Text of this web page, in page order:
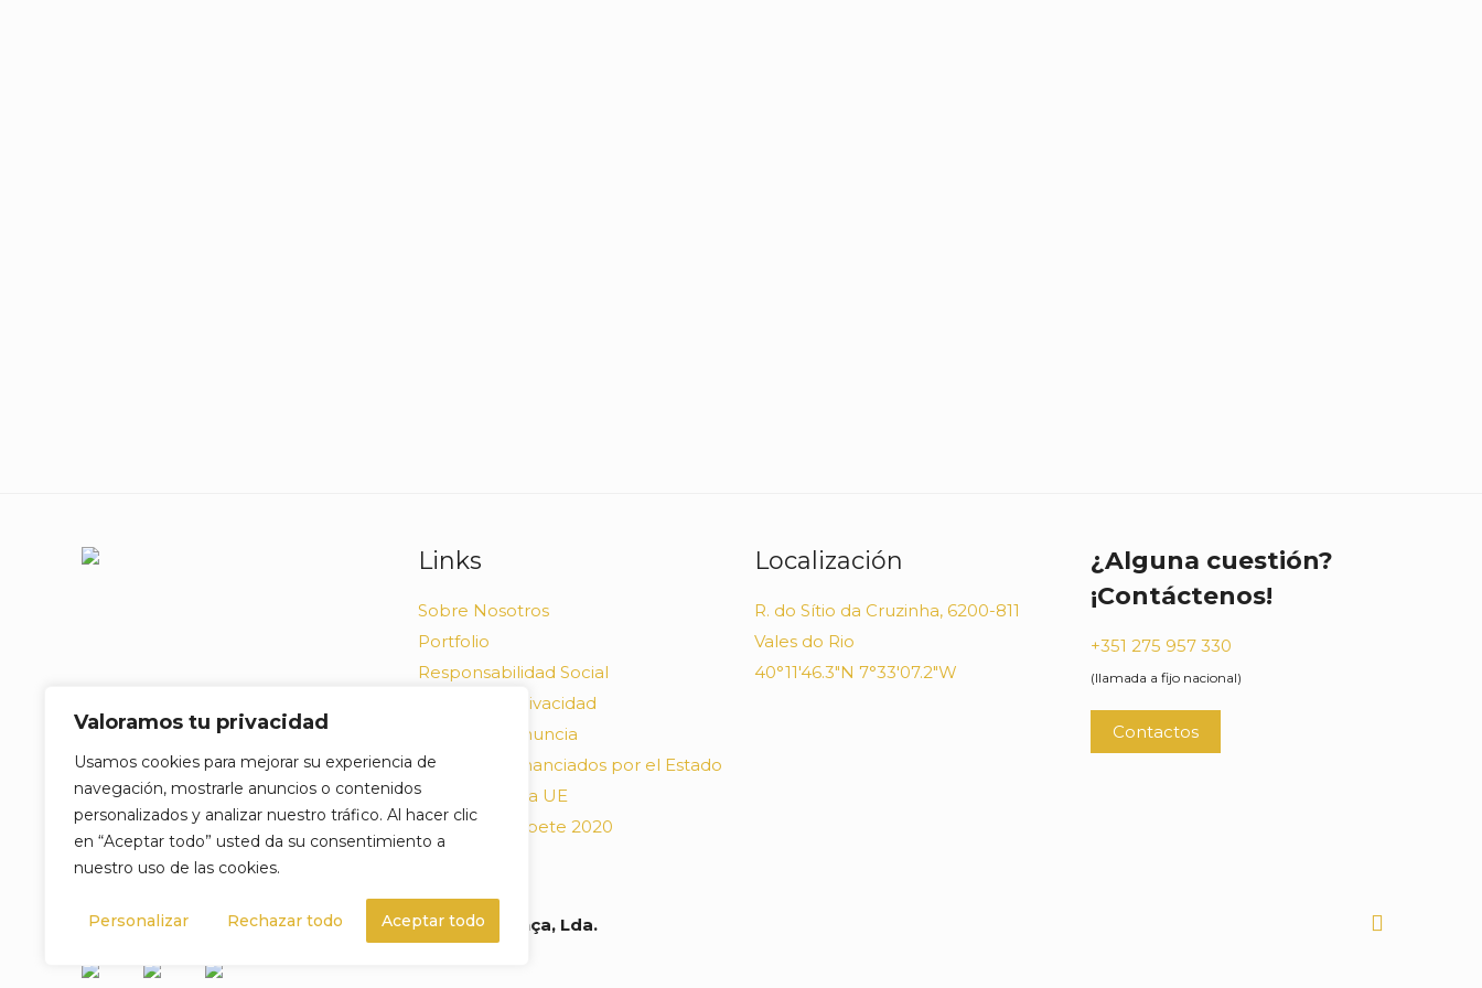
Valoramos tu privacidad
Usamos cookies para mejorar su experiencia de
navegación, mostrarle anuncios o contenidos
personalizados y analizar nuestro tráfico. Al hacer clic
en “Aceptar todo” usted da su consentimiento a
nuestro uso de las cookies.
Personalizar Rechazar todo Aceptar todo
Links
Sobre Nosotros
Portfolio
Responsabilidad Social
Política de Privacidad
Canal de Denuncia
Proyectos Financiados por el Estado
Portugués y la UE
Apoyos Compete 2020
Localización
R. do Sítio da Cruzinha, 6200-811
Vales do Rio
40°11'46.3"N 7°33'07.2"W
¿Alguna cuestión?
¡Contáctenos!
+351 275 957 330
(llamada a fijo nacional)
Contactos
© 2025 Todos os direitos reservados,Confecções Lança, Lda.